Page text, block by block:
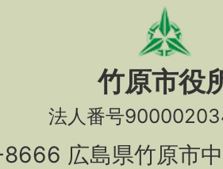
竹原市役
法人番号
広島県竹原市